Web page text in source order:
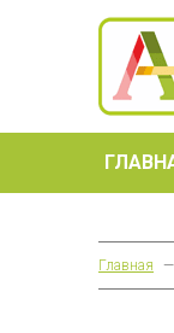
Главная —